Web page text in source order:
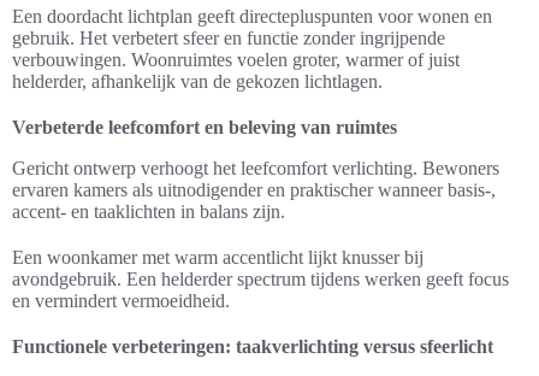
Een doordacht lichtplan geeft directepluspunten voor wonen en
gebruik. Het verbetert sfeer en functie zonder ingrijpende
verbouwingen. Woonruimtes voelen groter, warmer of juist
helderder, afhankelijk van de gekozen lichtlagen.
Verbeterde leefcomfort en beleving van ruimtes
Gericht ontwerp verhoogt het leefcomfort verlichting. Bewoners
ervaren kamers als uitnodigender en praktischer wanneer basis-,
accent- en taaklichten in balans zijn.
Een woonkamer met warm accentlicht lijkt knusser bij
avondgebruik. Een helderder spectrum tijdens werken geeft focus
en vermindert vermoeidheid.
Functionele verbeteringen: taakverlichting versus sfeerlicht